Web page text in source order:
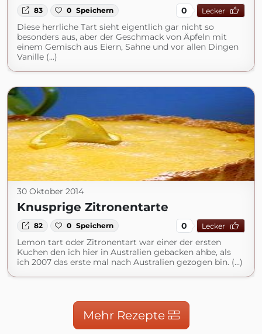
83 0 Speichern 0 Lecker
Diese herrliche Tart sieht eigentlich gar nicht so
besonders aus, aber der Geschmack von Äpfeln mit
einem Gemisch aus Eiern, Sahne und vor allen Dingen
Vanille (...)
30 Oktober 2014
Knusprige Zitronentarte
82 0 Speichern 0 Lecker
Lemon tart oder Zitronentart war einer der ersten
Kuchen den ich hier in Australien gebacken ahbe, als
ich 2007 das erste mal nach Australien gezogen bin. (...)
Mehr Rezepte